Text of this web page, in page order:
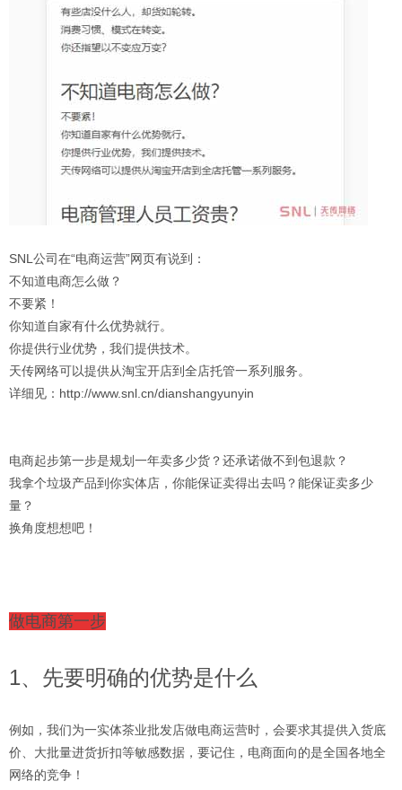
SNL公司在“电商运营”网页有说到：
不知道电商怎么做？
不要紧！
你知道自家有什么优势就行。
你提供行业优势，我们提供技术。
天传网络可以提供从淘宝开店到全店托管一系列服务。
详细见： http://www.snl.cn/dianshangyunyin
电商起步第一步是规划一年卖多少货？还承诺做不到包退款？
我拿个垃圾产品到你实体店，你能保证卖得出去吗？能保证卖多少
量？
换角度想想吧！
做电商第一步
1、先要明确的优势是什么
例如，我们为一实体茶业批发店做电商运营时，会要求其提供入货底
价、大批量进货折扣等敏感数据，要记住，电商面向的是全国各地全
网络的竞争！